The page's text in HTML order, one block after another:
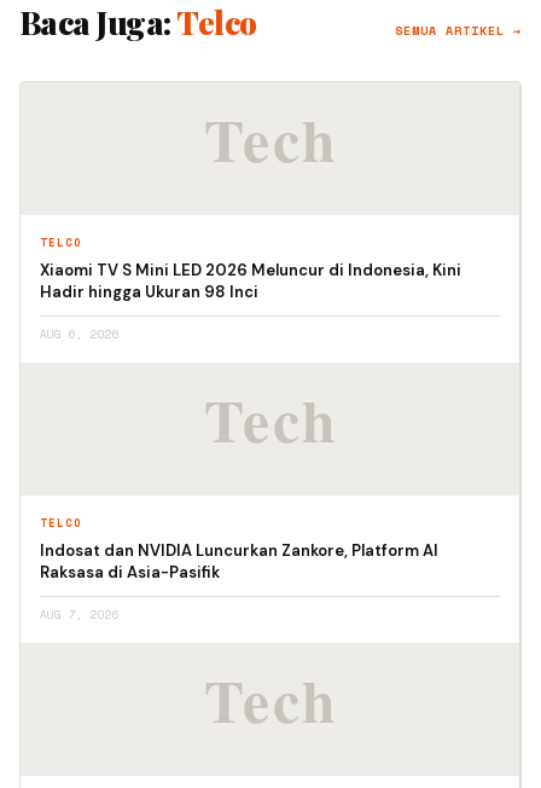
Baca Juga:Telco SEMUA ARTIKEL →
TELCO
Xiaomi TV S Mini LED 2026 Meluncur di Indonesia, Kini
Hadir hingga Ukuran 98 Inci
AUG 6, 2026
TELCO
Indosat dan NVIDIA Luncurkan Zankore, Platform AI
Raksasa di Asia-Pasifik
AUG 7, 2026